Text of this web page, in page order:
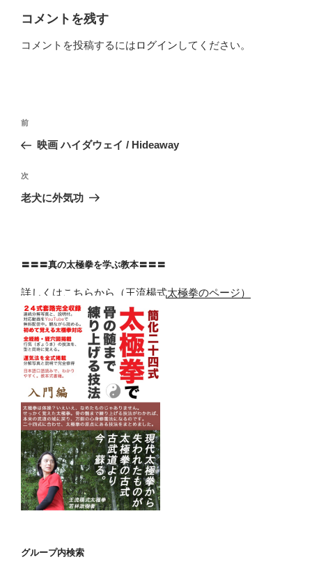
コメントを残す
コメントを投稿するにはログイン してください。
投
ナ
ビ
ゲ
ン
前
の
稿
前
映画 ハイダウェイ / Hideaway
次
の
次
老犬に外気功
〓〓〓真の太極拳を学ぶ教本〓〓〓
詳しくはこちらから（王流楊式太極拳のページ）
グループ内検索